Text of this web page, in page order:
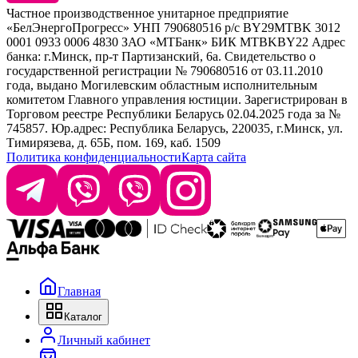
Selective Professional
White Line
+ 375 29 1649505
info@krasabel.by
Офис: г. Минск, ул. Тимирязева 65Б, офис 1509
Склад: г. Минск, ул. Домбровская, 15
Время работы: пн–чт 9:00–17:30, пт 9:00–17:00
Частное производственное унитарное предприятие
«БелЭнергоПрогресс» УНП 790680516 р/с BY29MTBK 3012
0001 0933 0006 4830 ЗАО «МТБанк» БИК MTBKBY22 Адрес
банка: г.Минск, пр-т Партизанский, 6а. Свидетельство о
государственной регистрации № 790680516 от 03.11.2010
года, выдано Могилевским областным исполнительным
комитетом Главного управления юстиции. Зарегистрирован в
Торговом реестре Республики Беларусь 02.04.2025 года за №
745857. Юр.адрес: Республика Беларусь, 220035, г.Минск, ул.
Тимирязева, д. 65Б, пом. 169, каб. 1509
Политика конфиденциальностиКарта сайта
Главная
Каталог
Личный кабинет